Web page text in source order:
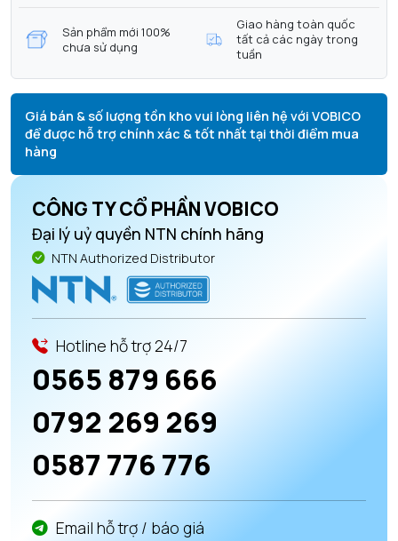
Sản phẩm mới 100%
chưa sử dụng
Giao hàng toàn quốc
tất cả các ngày trong
tuần
Giá bán & số lượng tồn kho vui lòng liên hệ với VOBICO
để được hỗ trợ chính xác & tốt nhất tại thời điểm mua
hàng
CÔNG TY CỔ PHẦN VOBICO
Đại lý uỷ quyền NTN chính hãng
NTN Authorized Distributor
Hotline hỗ trợ 24/7
0565 879 666
0792 269 269
0587 776 776
Email hỗ trợ / báo giá